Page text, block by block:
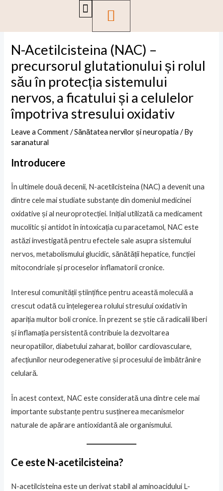
content
Menu
N-Acetilcisteina (NAC) –
precursorul glutationului și rolul
său în protecția sistemului
nervos, a ficatului și a celulelor
împotriva stresului oxidativ
Leave a Comment /Sănătatea nervilor și neuropatia / By
saranatural
Introducere
În ultimele două decenii, N-acetilcisteina (NAC) a devenit una
dintre cele mai studiate substanțe din domeniul medicinei
oxidative și al neuroprotecției. Inițial utilizată ca medicament
mucolitic și antidot în intoxicația cu paracetamol, NAC este
astăzi investigată pentru efectele sale asupra sistemului
nervos, metabolismului glucidic, sănătății hepatice, funcției
mitocondriale și proceselor inflamatorii cronice.
Interesul comunității științifice pentru această moleculă a
crescut odată cu înțelegerea rolului stresului oxidativ în
apariția multor boli cronice. În prezent se știe că radicalii liberi
și inflamația persistentă contribuie la dezvoltarea
neuropatiilor, diabetului zaharat, bolilor cardiovasculare,
afecțiunilor neurodegenerative și procesului de îmbătrânire
celulară.
În acest context, NAC este considerată una dintre cele mai
importante substanțe pentru susținerea mecanismelor
naturale de apărare antioxidantă ale organismului.
Ce este N-acetilcisteina?
N-acetilcisteina este un derivat stabil al aminoacidului L-